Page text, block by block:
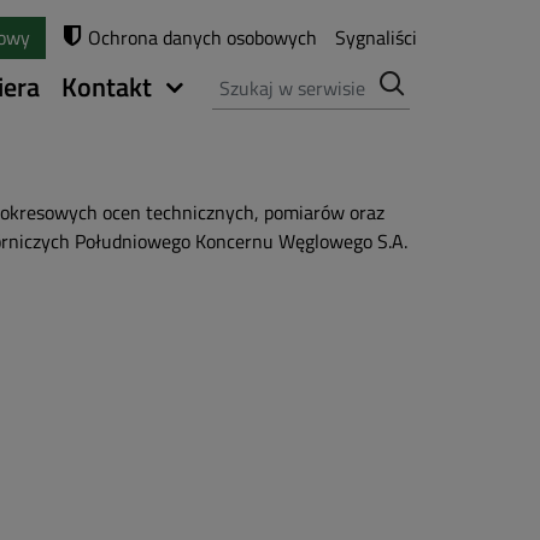
Ochrona danych osobowych Sygnaliści
Kontakt Szukaj
ocen technicznych, pomiarów oraz
Południowego Koncernu Węglowego S.A.